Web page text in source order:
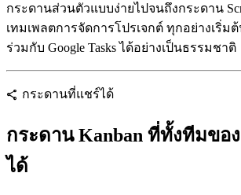
กระดานส่วนตัวแบบง่ายไปจนถึงกระดาน
เทมเพลตการจัดการโปรเจกต์ ทุกอย่างเริ่ม
ร่วมกับ Google Tasks ได้อย่างเป็นธรรมชาติ
share กระดานที่แชร์ได้
กระดาน Kanban ที่ทั้งทีมขอ
ได้